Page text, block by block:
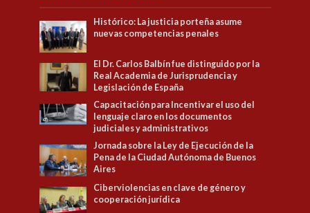
Histórico: La justicia porteña asume
nuevas competencias penales
El Dr. Carlos Balbín fue distinguido por la
Real Academia de Jurisprudencia y
Legislación de España
Capacitación para Incentivar el uso del
lenguaje claro en los documentos
judiciales y administrativos
Jornada sobre la Ley de Ejecución de la
Pena de la Ciudad Autónoma de Buenos
Aires
Ciberviolencias en clave de género y
cooperación jurídica